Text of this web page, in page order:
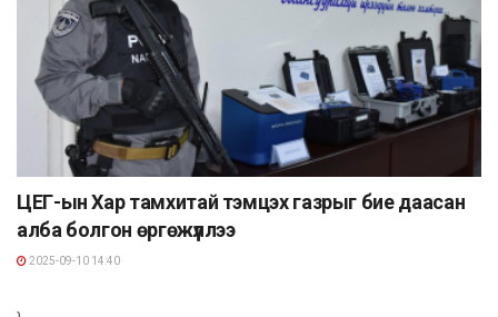
ЦЕГ-ын Хар тамхитай тэмцэх газрыг бие даасан
алба болгон өргөжүүллээ
2025-09-10 14:40